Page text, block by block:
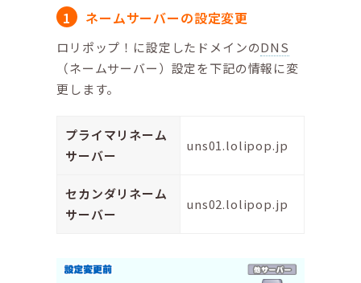
ネームサーバーの設定変更
ロリポップ！に設定したドメインのDNS
（ネームサーバー）設定を下記の情報に変
更します。
プライマリネーム
サーバー
uns01.lolipop.jp
セカンダリネーム
サーバー
uns02.lolipop.jp